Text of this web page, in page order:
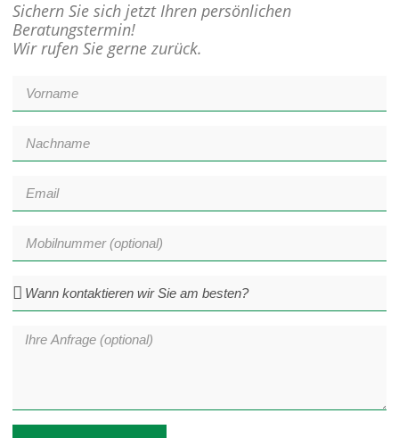
Sichern Sie sich jetzt Ihren persönlichen
Beratungstermin!
Wir rufen Sie gerne zurück.